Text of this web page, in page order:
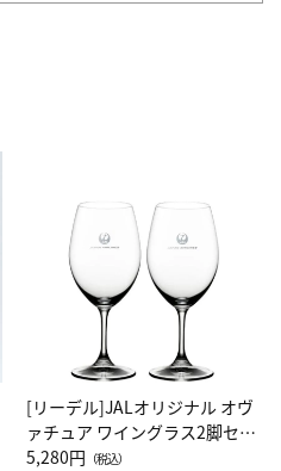
[リーデル]JALオリジナル オヴ
ァチュア ワイングラス2脚セッ
ト（レッドワイン）
5,280円 （税込）